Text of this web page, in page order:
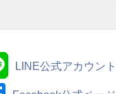
LINE公式アカウント